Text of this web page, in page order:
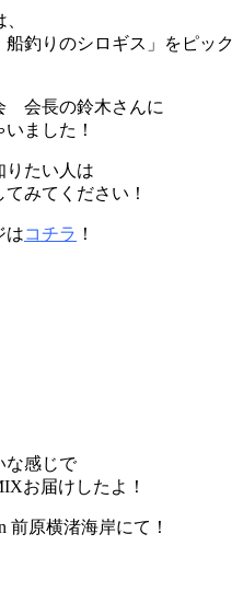
釣りのシロギス」をピック
会長の鈴木さんに
ました！
りたい人は
みてください！
はコチラ ！
な感じで
お届けしたよ！
前原横渚海岸にて！